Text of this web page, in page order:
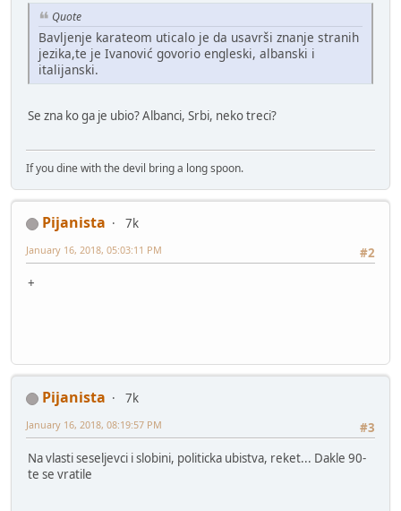
Quote
Bavljenje karateom uticalo je da usavrši znanje stranih
jezika,te je Ivanović govorio engleski, albanski i
italijanski.
Se zna ko ga je ubio? Albanci, Srbi, neko treci?
If you dine with the devil bring a long spoon.
Pijanista
7k
#2
January 16, 2018, 05:03:11 PM
+
Pijanista
7k
#3
January 16, 2018, 08:19:57 PM
Na vlasti seseljevci i slobini, politicka ubistva, reket... Dakle 90-
te se vratile